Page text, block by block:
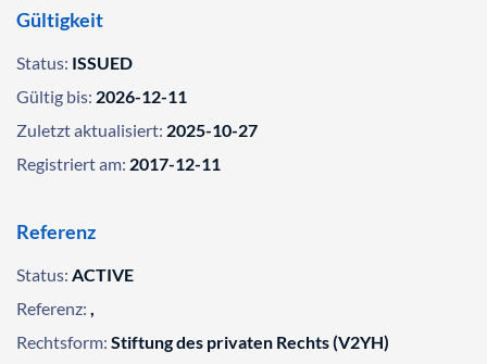
Gültigkeit
Status: ISSUED
Gültig bis: 2026-12-11
Zuletzt aktualisiert: 2025-10-27
Registriert am: 2017-12-11
Referenz
Status: ACTIVE
Referenz: ,
Rechtsform: Stiftung des privaten Rechts (V2YH)